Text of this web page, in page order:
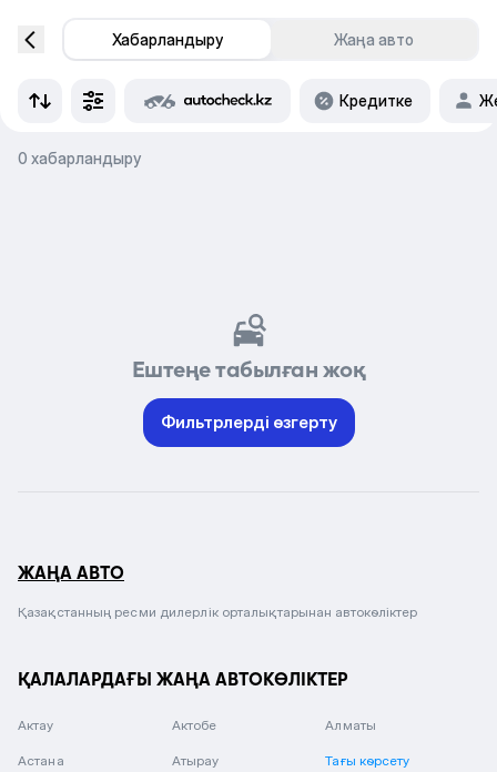
Хабарландыру Жаңа авто
Кредитке
0 хабарландыру
Ештеңе табылған жоқ
Фильтрлерді өзгерту
ЖАҢА АВТО
Қазақстанның ресми дилерлік орталықтарынан автокөліктер
ҚАЛАЛАРДАҒЫ ЖАҢА АВТОКӨЛІКТЕР
Актау Актобе Алматы
Астана Атырау Тағы көрсету